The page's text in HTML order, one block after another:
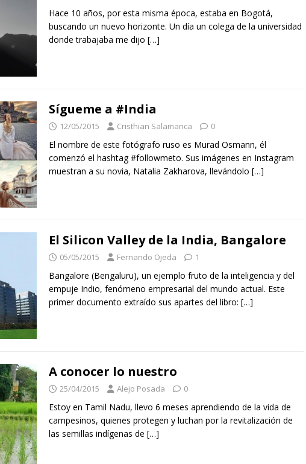
Hace 10 años, por esta misma época, estaba en Bogotá,
buscando un nuevo horizonte. Un día un colega de la universidad
donde trabajaba me dijo […]
Sígueme a #India
12/05/2015 Cristhian Salamanca 0
El nombre de este fotógrafo ruso es Murad Osmann, él
comenzó el hashtag #followmeto. Sus imágenes en Instagram
muestran a su novia, Natalia Zakharova, llevándolo […]
El Silicon Valley de la India, Bangalore
05/05/2015 Fernando Ojeda 1
Bangalore (Bengaluru), un ejemplo fruto de la inteligencia y del
empuje Indio, fenómeno empresarial del mundo actual. Este
primer documento extraído sus apartes del libro: […]
A conocer lo nuestro
25/04/2015 Alejo Posada 0
Estoy en Tamil Nadu, llevo 6 meses aprendiendo de la vida de
campesinos, quienes protegen y luchan por la revitalización de
las semillas indígenas de […]